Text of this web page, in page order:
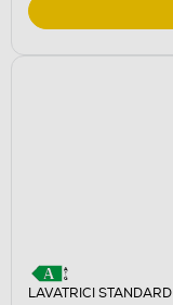
LAVATRICI STANDARD